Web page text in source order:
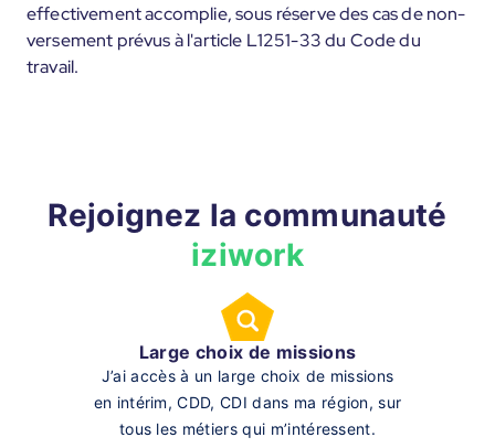
effectivement accomplie, sous réserve des cas de non-
versement prévus à l'article L1251-33 du Code du
travail.
Rejoignez la communauté
iziwork
Large choix de missions
J’ai accès à un large choix de missions
en intérim, CDD, CDI dans ma région, sur
tous les métiers qui m’intéressent.